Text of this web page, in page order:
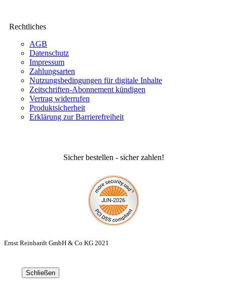
Rechtliches
AGB
Datenschutz
Impressum
Zahlungsarten
Nutzungsbedingungen für digitale Inhalte
Zeitschriften-Abonnement kündigen
Vertrag widerrufen
Produktsicherheit
Erklärung zur Barrierefreiheit
Sicher bestellen - sicher zahlen!
Ernst Reinhardt GmbH & Co KG 2021
Schließen